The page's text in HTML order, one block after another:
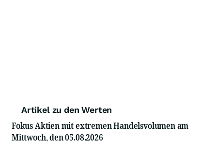
Artikel zu den Werten
Fokus Aktien mit extremen Handelsvolumen am
Mittwoch, den 05.08.2026